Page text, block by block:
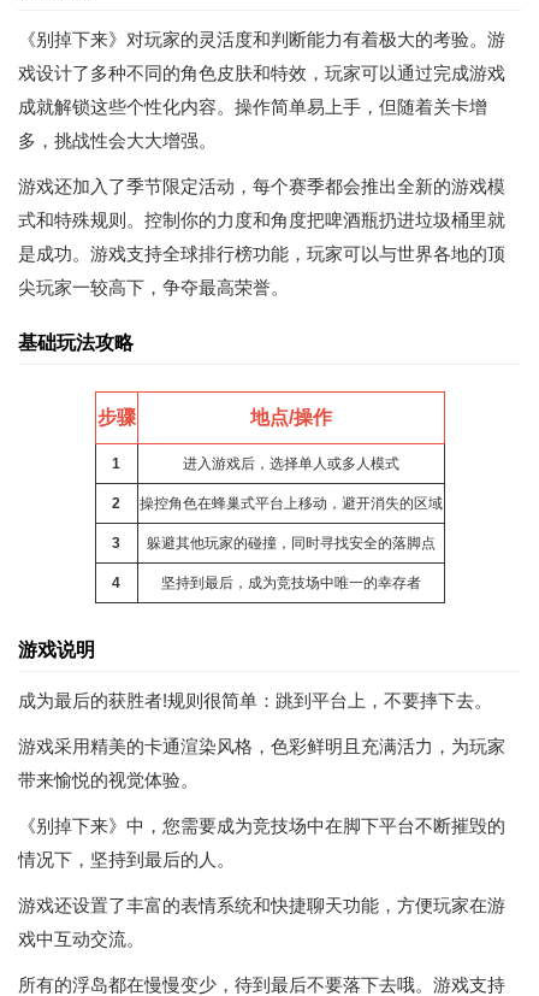
《别掉下来》对玩家的灵活度和判断能力有着极大的考验。游
戏设计了多种不同的角色皮肤和特效，玩家可以通过完成游戏
成就解锁这些个性化内容。操作简单易上手，但随着关卡增
多，挑战性会大大增强。
游戏还加入了季节限定活动，每个赛季都会推出全新的游戏模
式和特殊规则。控制你的力度和角度把啤酒瓶扔进垃圾桶里就
是成功。游戏支持全球排行榜功能，玩家可以与世界各地的顶
尖玩家一较高下，争夺最高荣誉。
基础玩法攻略
步骤 地点/操作
1 进入游戏后，选择单人或多人模式
2 操控角色在蜂巢式平台上移动，避开消失的区域
3 躲避其他玩家的碰撞，同时寻找安全的落脚点
4 坚持到最后，成为竞技场中唯一的幸存者
游戏说明
成为最后的获胜者!规则很简单：跳到平台上，不要摔下去。
游戏采用精美的卡通渲染风格，色彩鲜明且充满活力，为玩家
带来愉悦的视觉体验。
《别掉下来》中，您需要成为竞技场中在脚下平台不断摧毁的
情况下，坚持到最后的人。
游戏还设置了丰富的表情系统和快捷聊天功能，方便玩家在游
戏中互动交流。
所有的浮岛都在慢慢变少，待到最后不要落下去哦。游戏支持